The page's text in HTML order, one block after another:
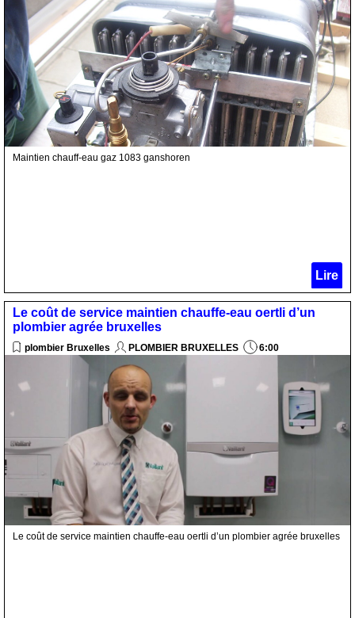
Maintien chauff-eau gaz 1083 ganshoren
Lire
Le coût de service maintien chauffe-eau oertli d’un
plombier agrée bruxelles
plombier Bruxelles PLOMBIER BRUXELLES 6:00
Le coût de service maintien chauffe-eau oertli d’un plombier agrée bruxelles